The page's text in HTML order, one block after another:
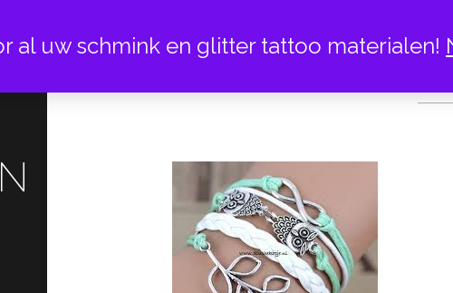
al uw schmink en glitter tattoo materialen!